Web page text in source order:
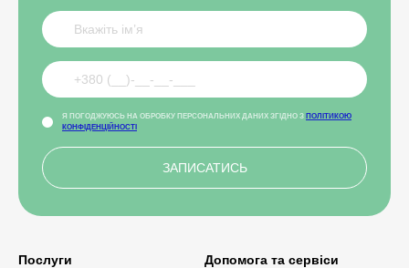
Послуги Допомога та сервіси
Я ПОГОДЖУЮСЬ НА ОБРОБКУ ПЕРСОНАЛЬНИХ ДАНИХ ЗГІДНО З ПОЛІТИКОЮ
КОНФІДЕНЦІЙНОСТІ